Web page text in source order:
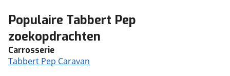
Populaire Tabbert Pep
zoekopdrachten
Carrosserie
Tabbert Pep Caravan